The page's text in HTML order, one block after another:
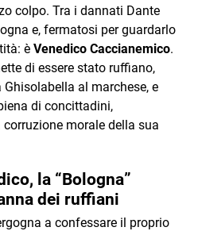
colpo. Tra i dannati Dante
e, fermatosi per guardarlo
è Venedico Caccianemico.
di essere stato ruffiano,
al marchese, e
di concittadini,
morale della sua
la “Bologna”
dei ruffiani
a confessare il proprio